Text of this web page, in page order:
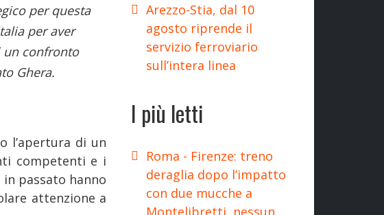
per questa
per aver
un confronto
Ghera.
l’apertura di un
competenti e i
passato hanno
attenzione a
Arezzo-Stia, dal 10
agosto riprende il
servizio ferroviario
sull’intera linea
I più letti
Roma - Firenze: treno
deraglia dopo l’impatto
con due mucche a
Montelibretti, nessun